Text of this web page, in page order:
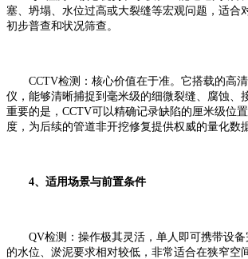
塞、坍塌、水位过高或大裂缝等宏观问题，适合
初步普查和状况筛查。
CCTV检测：核心价值在于准。它搭载的高清
仪，能够清晰捕捉到毫米级的细微裂缝、腐蚀、
重要的是，CCTV可以精确记录缺陷的厘米级位
度，为后续的管道非开挖修复提供权威的量化数
4、适用场景与前置条件
QV检测：操作极其灵活，单人即可携带设备
的水位、淤泥要求相对较低，非常适合在狭窄空